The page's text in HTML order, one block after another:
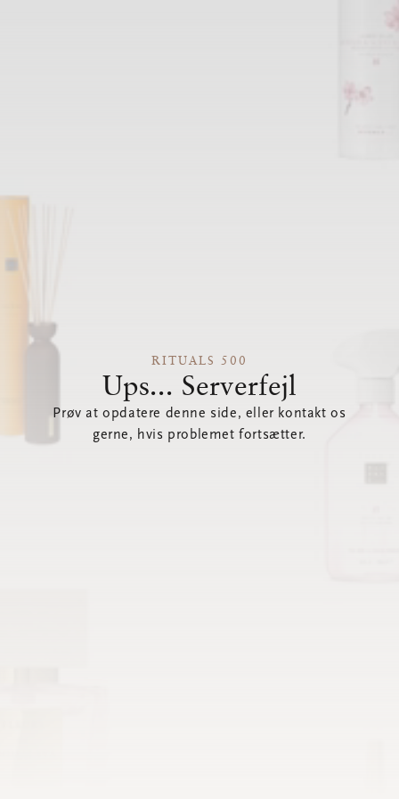
RITUALS 500
Ups... Serverfejl
Prøv at opdatere denne side, eller kontakt os
gerne, hvis problemet fortsætter.